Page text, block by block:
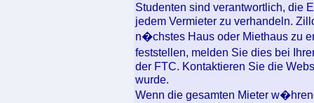
Studenten sind verantwortlich, die
jedem Vermieter zu verhandeln.
n�chstes Haus oder Miethaus zu
feststellen, melden Sie dies bei
der FTC. Kontaktieren Sie die
wurde.
Wenn die gesamten Mieter